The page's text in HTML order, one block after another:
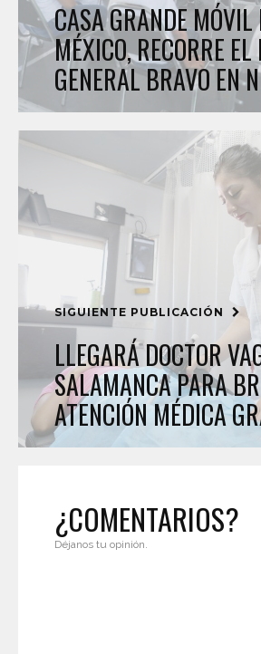
CASA GRANDE MÓVIL
MÉXICO, RECORRE
GENERAL BRAVO EN
SIGUIENTE PUBLICACIÓN
LLEGARÁ DOCTOR
SALAMANCA PARA
ATENCIÓN MÉDICA
¿COMENTARIOS?
Déjanos tu opinión.